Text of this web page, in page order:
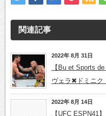
関連記事
2022年 8月 31日
【Bu et Sports
ヴェラ✖ドミニク
2022年 8月 14日
【UFC ESPN41